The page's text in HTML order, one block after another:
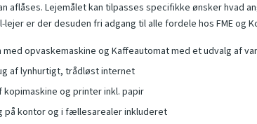
aflåses. Lejemålet kan tilpasses specifikke ønsker hvad
lejer er der desuden fri adgang til alle fordele hos FME og
med opvaskemaskine og Kaffeautomat med et udvalg af
af lynhurtigt, trådløst internet
kopimaskine og printer inkl. papir
på kontor og i fællesarealer inkluderet